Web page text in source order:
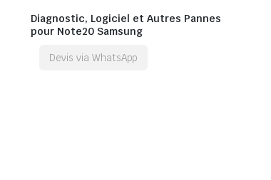
Diagnostic, Logiciel et Autres Pannes
pour Note20 Samsung
Devis via WhatsApp